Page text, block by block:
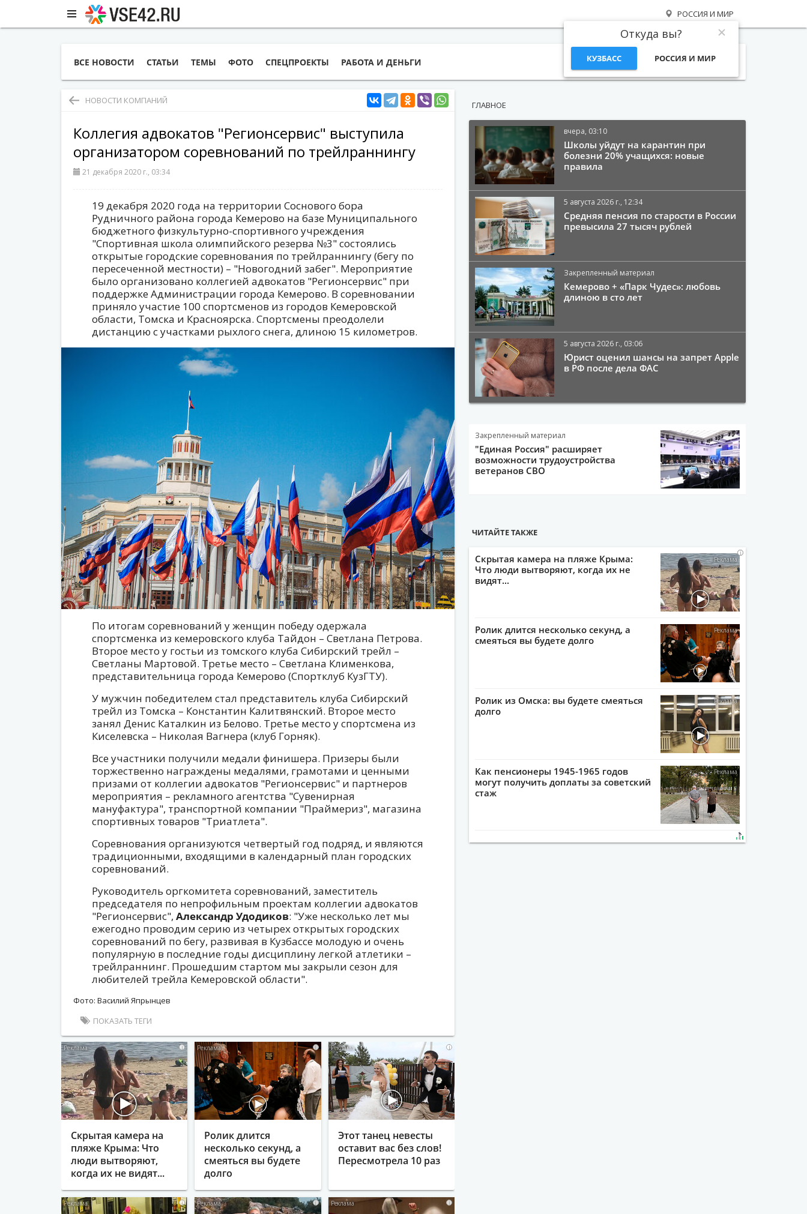
РОССИЯ И МИР
Откуда вы?
КУЗБАСС РОССИЯ И МИР
ВСЕ НОВОСТИ СТАТЬИ ТЕМЫ ФОТО СПЕЦПРОЕКТЫ РАБОТА И ДЕНЬГИ
НОВОСТИ КОМПАНИЙ
Коллегия адвокатов "Регионсервис" выступила
организатором соревнований по трейлраннингу
21 декабря 2020 г., 03:34
19 декабря 2020 года на территории Соснового бора
Рудничного района города Кемерово на базе Муниципального
бюджетного физкультурно-спортивного учреждения
"Спортивная школа олимпийского резерва №3" состоялись
открытые городские соревнования по трейлраннингу (бегу по
пересеченной местности) – "Новогодний забег". Мероприятие
было организовано коллегией адвокатов "Регионсервис" при
поддержке Администрации города Кемерово. В соревновании
приняло участие 100 спортсменов из городов Кемеровской
области, Томска и Красноярска. Спортсмены преодолели
дистанцию с участками рыхлого снега, длиною 15 километров.
По итогам соревнований у женщин победу одержала
спортсменка из кемеровского клуба Тайдон – Светлана Петрова.
Второе место у гостьи из томского клуба Сибирский трейл –
Светланы Мартовой. Третье место – Светлана Клименкова,
представительница города Кемерово (Спортклуб КузГТУ).
У мужчин победителем стал представитель клуба Сибирский
трейл из Томска – Константин Калитвянский. Второе место
занял Денис Каталкин из Белово. Третье место у спортсмена из
Киселевска – Николая Вагнера (клуб Горняк).
Все участники получили медали финишера. Призеры были
торжественно награждены медалями, грамотами и ценными
призами от коллегии адвокатов "Регионсервис" и партнеров
мероприятия – рекламного агентства "Сувенирная
мануфактура", транспортной компании "Праймериз", магазина
спортивных товаров "Триатлета".
Соревнования организуются четвертый год подряд, и являются
традиционными, входящими в календарный план городских
соревнований.
Руководитель оргкомитета соревнований, заместитель
председателя по непрофильным проектам коллегии адвокатов
"Регионсервис", Александр Удодиков: "Уже несколько лет мы
ежегодно проводим серию из четырех открытых городских
соревнований по бегу, развивая в Кузбассе молодую и очень
популярную в последние годы дисциплину легкой атлетики –
трейлраннинг. Прошедшим стартом мы закрыли сезон для
любителей трейла Кемеровской области".
Фото: Василий Япрынцев
ПОКАЗАТЬ ТЕГИ
i
Скрытая камера на
пляже Крыма: Что
люди вытворяют,
когда их не видят...
i
Ролик длится
несколько секунд, а
смеяться вы будете
долго
i
Этот танец невесты
оставит вас без слов!
Пересмотрела 10 раз
i i i
ГЛАВНОЕ
вчера, 03:10
Школы уйдут на карантин при
болезни 20% учащихся: новые
правила
5 августа 2026 г., 12:34
Средняя пенсия по старости в России
превысила 27 тысяч рублей
Закрепленный материал
Кемерово + «Парк Чудес»: любовь
длиною в сто лет
5 августа 2026 г., 03:06
Юрист оценил шансы на запрет Apple
в РФ после дела ФАС
Закрепленный материал
"Единая Россия" расширяет
возможности трудоустройства
ветеранов СВО
ЧИТАЙТЕ ТАКЖЕ
i
Скрытая камера на пляже Крыма:
Что люди вытворяют, когда их не
видят...
i
Ролик длится несколько секунд, а
смеяться вы будете долго
i
Ролик из Омска: вы будете смеяться
долго
i
Как пенсионеры 1945-1965 годов
могут получить доплаты за советский
стаж